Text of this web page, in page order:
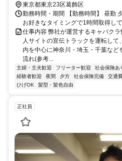
東京都東京23区葛飾区
勤務時間・期間 【勤務時間】 昼勤
お好きなタイミングで1時間取得し
仕事内容 弊社が運営するキャバク
人サイトの宣伝トラックを運転し
内を中心に神奈川・埼玉・千葉な
流れ(参考...
主婦・主夫歓迎 フリーター歓迎 社会保険あ
経験者歓迎
夜間 夕方 社会保険完備 交通
ひげOK
髪型・髪色自由
正社員